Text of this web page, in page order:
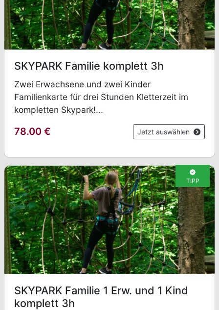
SKYPARK Familie komplett 3h
Zwei Erwachsene und zwei Kinder
Familienkarte für drei Stunden Kletterzeit im
kompletten Skypark!...
78.00 € Jetzt auswählen
TIPP
SKYPARK Familie 1 Erw. und 1 Kind
komplett 3h